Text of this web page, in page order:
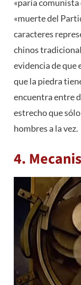
«paria
«muerte del
caracteres
chinos
evidencia de que
que la piedra
encuentra entre
estrecho que
hombres a la vez.
4.